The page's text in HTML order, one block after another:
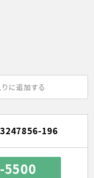
に追加する
196
5500